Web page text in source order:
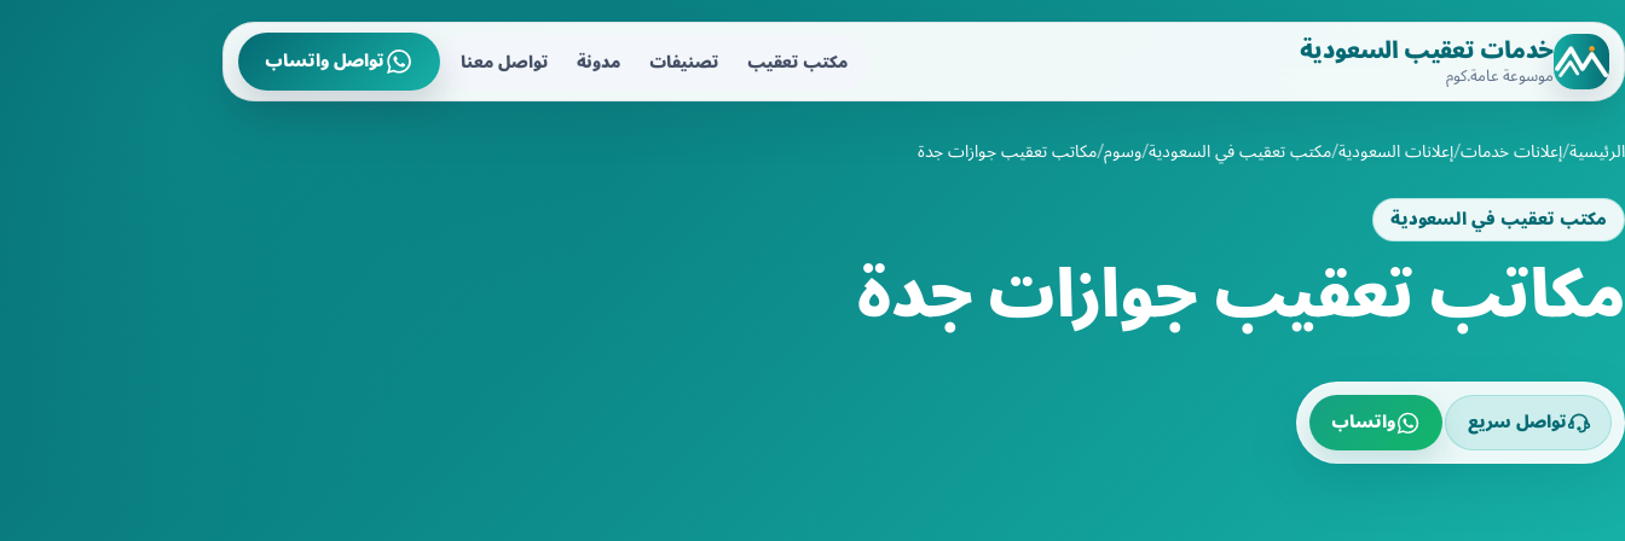
خدمات تعقيب السعودية
موسوعة عامة.كوم مكتب تعقيب تصنيفات مدونة تواصل معنا تواصل واتساب
الرئيسية إعلانات خدمات إعلانات السعودية مكتب تعقيب في السعودية وسوم مكاتب تعقيب جوازات جدة
مكتب تعقيب في السعودية
مكاتب تعقيب جوازات جدة
تواصل سريع واتساب